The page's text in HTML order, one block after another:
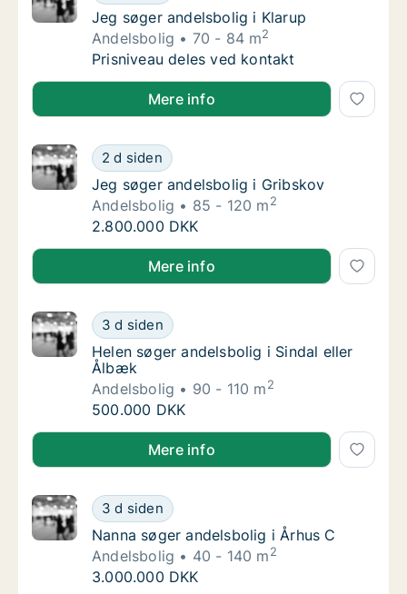
Jeg søger andelsbolig i Klarup
Jeg søger andelsbolig i Klarup
Andelsbolig
70 - 84 m2
Jeg søger andelsbolig i Klarup
Prisniveau deles ved kontakt
Jeg søger andelsbolig i Klarup
Mere info
Jeg søger andelsbolig i Gribskov
2 d siden
Jeg søger andelsbolig i Gribskov
Jeg søger andelsbolig i Gribskov
Andelsbolig
85 - 120 m2
Jeg søger andelsbolig i Gribskov
2.800.000 DKK
Jeg søger andelsbolig i Gribskov
Mere info
Helen søger andelsbolig i Sindal eller Ålbæk
3 d siden
Helen søger andelsbolig i Sindal eller Ålbæk
Helen søger andelsbolig i Sindal eller
Ålbæk
Andelsbolig
90 - 110 m2
Helen søger andelsbolig i Sindal eller Ålbæk
500.000 DKK
Helen søger andelsbolig i Sindal eller Ålbæk
Mere info
Nanna søger andelsbolig i Århus C
3 d siden
Nanna søger andelsbolig i Århus C
Nanna søger andelsbolig i Århus C
Andelsbolig
40 - 140 m2
Nanna søger andelsbolig i Århus C
3.000.000 DKK